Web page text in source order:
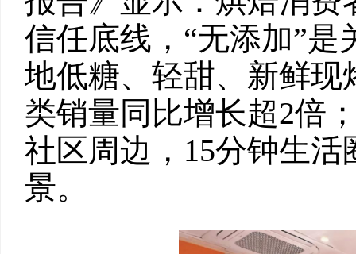
信任底线，“无添加”
地低糖、轻甜、新鲜
类销量同比增长超2倍
社区周边，15分钟生
景。